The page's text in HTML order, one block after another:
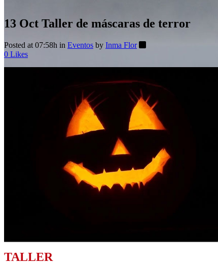
13 Oct Taller de máscaras de terror
Posted at 07:58h in Eventos by Inma Flor
0 Likes
TALLER